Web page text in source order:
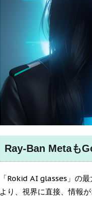
Ray-Ban Metaも
「Rokid AI glasses」の
より、視界に直接、情報